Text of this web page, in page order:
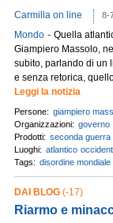
Carmilla on line 8-
Mondo - Quella
Giampiero Massolo,
subito, parlando di un
e senza retorica,
Leggi la notizia
Persone: giampiero
Organizzazioni: governo
Prodotti: seconda guerra
Luoghi: atlantico
Tags: disordine mondiale
DAI BLOG (-17)
Riarmo e